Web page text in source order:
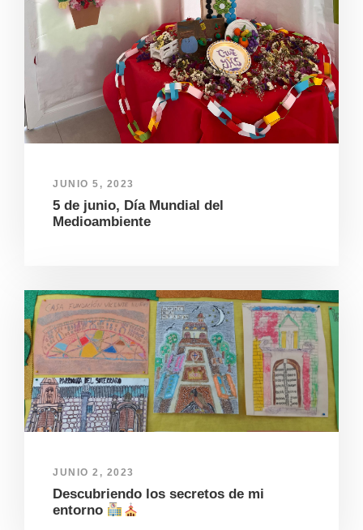
JUNIO 5, 2023
5 de junio, Día Mundial del
Medioambiente
JUNIO 2, 2023
Descubriendo los secretos de mi
entorno